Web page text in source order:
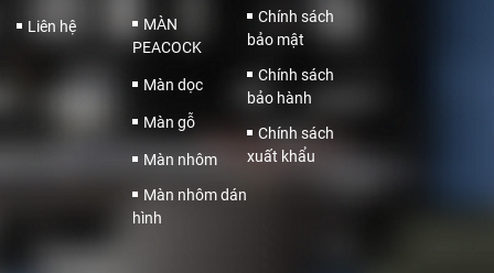
Liên hệ
MÀN
PEACOCK
Màn dọc
Màn gỗ
Màn nhôm
Màn nhôm dán
hình
Chính sách
bảo mật
Chính sách
bảo hành
Chính sách
xuất khẩu